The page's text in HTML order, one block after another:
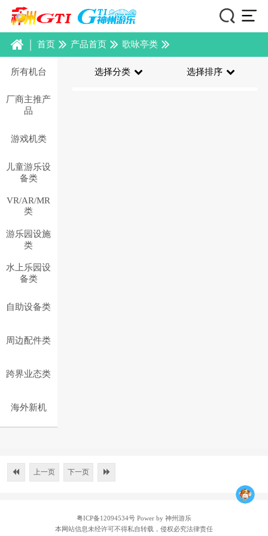
| 首页 产品首页 歌咏亭类
所有机台
厂商主推产
品
游戏机类
儿童游乐设
备类
VR/AR/MR
类
游乐园设施
类
水上乐园设
备类
自助设备类
周边配件类
跨界业态类
海外新机
选择分类 选择排序
上一页 下一页
粤ICP备12094534号 Power by 神州游乐
本网站信息未经许可不得私自转载，侵权必究法律责任